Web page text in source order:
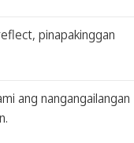
pinapakinggan
ang nangangailangan